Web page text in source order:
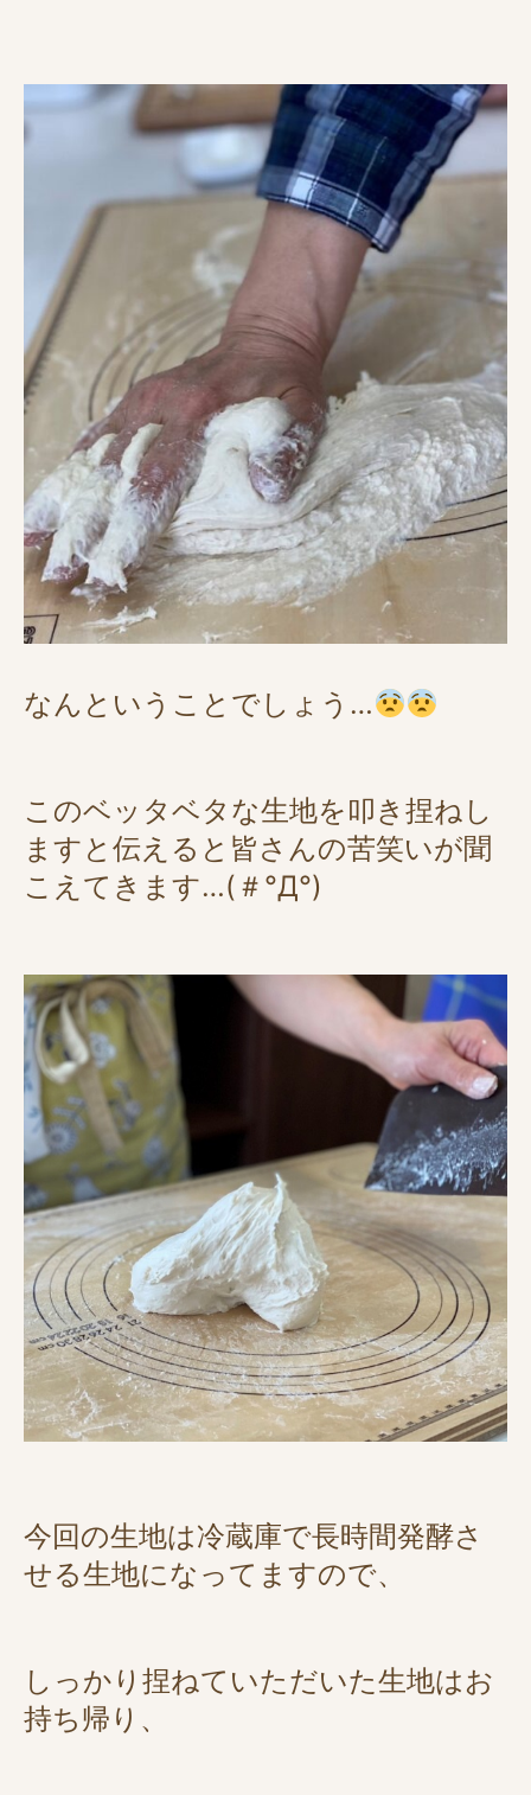
なんということでしょう…
このベッタベタな生地を叩き捏ねし
ますと伝えると皆さんの苦笑いが聞
こえてきます…(＃°Д°)
今回の生地は冷蔵庫で長時間発酵さ
せる生地になってますので、
しっかり捏ねていただいた生地はお
持ち帰り、